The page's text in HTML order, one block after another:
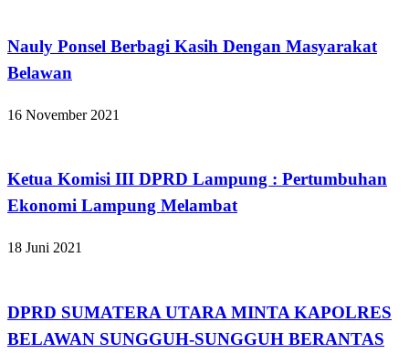
Nauly Ponsel Berbagi Kasih Dengan Masyarakat
Belawan
16 November 2021
Ketua Komisi III DPRD Lampung : Pertumbuhan
Ekonomi Lampung Melambat
18 Juni 2021
DPRD SUMATERA UTARA MINTA KAPOLRES
BELAWAN SUNGGUH-SUNGGUH BERANTAS